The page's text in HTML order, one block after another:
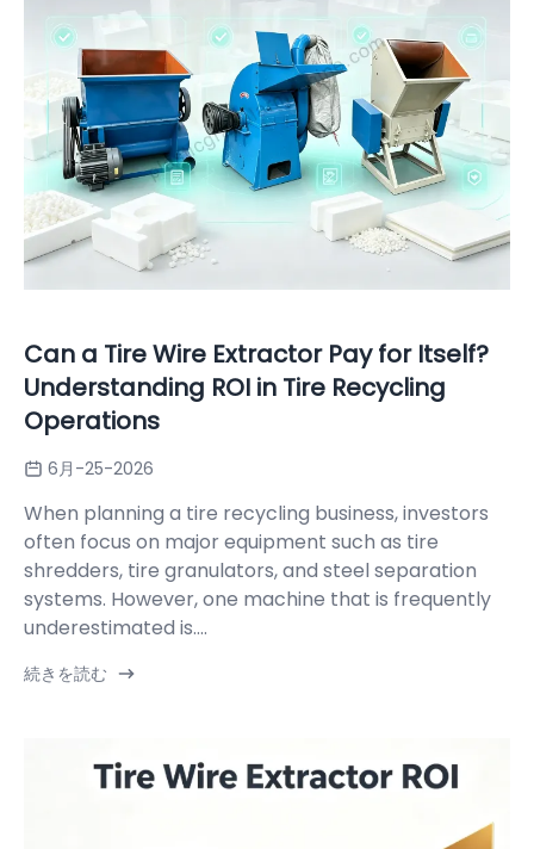
Can a Tire Wire Extractor Pay for Itself?
Understanding ROI in Tire Recycling
Operations
6月-25-2026
When planning a tire recycling business, investors
often focus on major equipment such as tire
shredders, tire granulators, and steel separation
systems. However, one machine that is frequently
underestimated is....
続きを読む